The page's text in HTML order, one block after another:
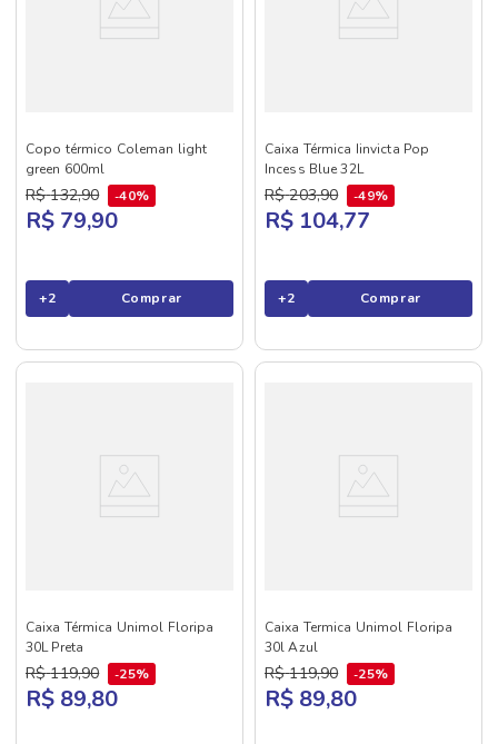
Copo térmico Coleman light
green 600ml
R$ 132,90 40%
R$ 79,90
+2 Comprar
Caixa Térmica Iinvicta Pop
Incess Blue 32L
R$ 203,90 49%
R$ 104,77
+2 Comprar
Caixa Térmica Unimol Floripa
30L Preta
R$ 119,90 25%
R$ 89,80
Caixa Termica Unimol Floripa
30l Azul
R$ 119,90 25%
R$ 89,80